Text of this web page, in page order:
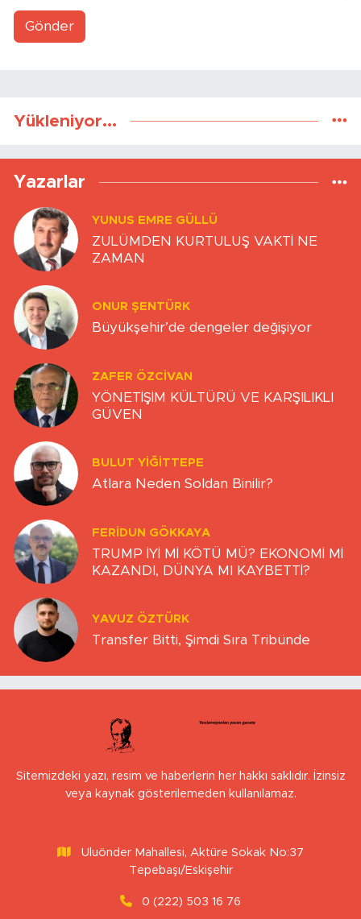
Gönder
Yükleniyor...
Yazarlar
YUNUS EMRE GÜLLÜ
ZULÜMDEN KURTULUŞ VAKTİ NE
ZAMAN
ONUR ŞENTÜRK
Büyükşehir’de dengeler değişiyor
ZAFER ÖZCIVAN
YÖNETİŞİM KÜLTÜRÜ VE KARŞILIKLI
GÜVEN
BULUT YİĞİTTEPE
Atlara Neden Soldan Binilir?
FERIDUN GÖKKAYA
TRUMP İYİ Mİ KÖTÜ MÜ? EKONOMİ Mİ
KAZANDI, DÜNYA MI KAYBETTİ?
YAVUZ ÖZTÜRK
Transfer Bitti, Şimdi Sıra Tribünde
Sitemizdeki yazı, resim ve haberlerin her hakkı saklıdır. İzinsiz
veya kaynak gösterilemeden kullanılamaz.
Uluönder Mahallesi, Aktüre Sokak No:37
Tepebaşı/Eskişehir
0 (222) 503 16 76